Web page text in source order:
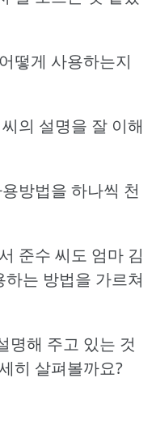
떻게 사용하는지
의 설명을 잘 이해
방법을 하나씩 천
준수 씨도 엄마 김
는 방법을 가르쳐
명해 주고 있는 것
히 살펴볼까요?